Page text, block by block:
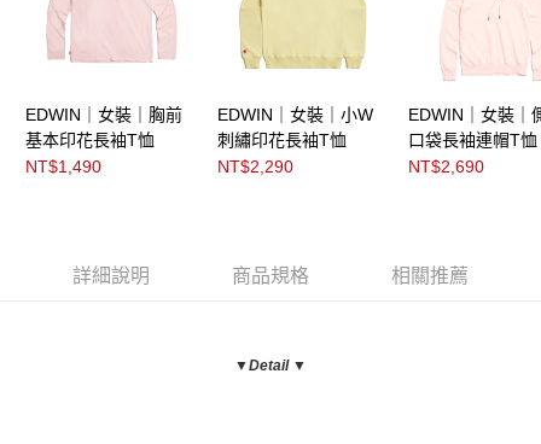
EDWIN｜女裝｜胸前
基本印花長袖T恤
NT$1,490
EDWIN｜女裝｜小W
刺繡印花長袖T恤
NT$2,290
EDWIN｜女裝｜
口袋長袖連帽T恤
NT$2,690
詳細說明 商品規格 相關推薦
▼Detail ▼